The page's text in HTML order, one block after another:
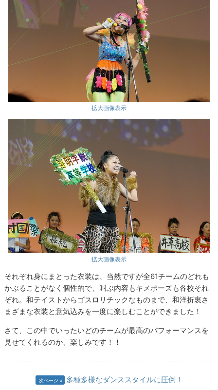
拡大画像表示
拡大画像表示
それぞれ身にまとった衣装は、当然ですが全61チームのどれも
かぶることがなく個性的で、叫ぶ内容もキメポーズも各校それ
ぞれ。和テイストからゴスロリチックなものまで、和洋折衷さ
まざまな衣装と意気込みを一度に楽しむことができました！
さて、この中でいったいどのチームが最高のパフォーマンスを
見せてくれるのか、楽しみです！！
次ページ 多種多様なダンススタイルに圧倒！